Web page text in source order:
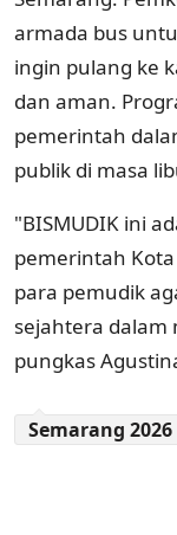
armada bus
ingin pulang ke
dan aman.
pemerintah
publik di masa
"BISMUDIK ini
pemerintah
para pemudik
sejahtera dalam
pungkas
Semarang 2026